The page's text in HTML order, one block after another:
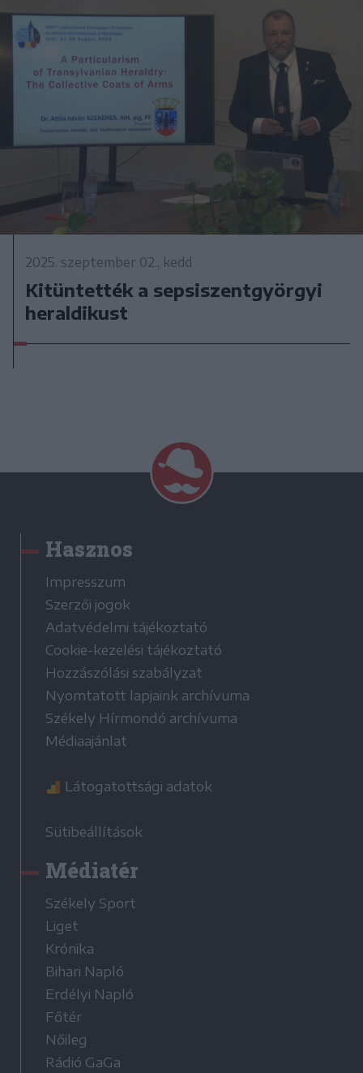
2025. szeptember 02., kedd
Kitüntették a sepsiszentgyörgyi
heraldikust
Hasznos
Impresszum
Szerzői jogok
Adatvédelmi tájékoztató
Cookie-kezelési tájékoztató
Hozzászólási szabályzat
Nyomtatott lapjaink archívuma
Székely Hírmondó archívuma
Médiaajánlat
Látogatottsági adatok
Sütibeállítások
Médiatér
Székely Sport
Liget
Krónika
Bihari Napló
Erdélyi Napló
Főtér
Nőileg
Rádió GaGa